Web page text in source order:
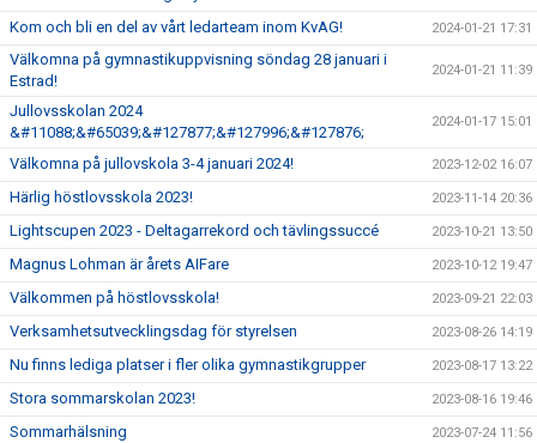
Kom och bli en del av vårt ledarteam inom KvAG! 2024-01-21 17:31
Välkomna på gymnastikuppvisning söndag 28 januari i
Estrad!
2024-01-21 11:39
Jullovsskolan 2024
&#11088;&#65039;&#127877;&#127996;&#127876;
2024-01-17 15:01
Välkomna på jullovskola 3-4 januari 2024! 2023-12-02 16:07
Härlig höstlovsskola 2023! 2023-11-14 20:36
Lightscupen 2023 - Deltagarrekord och tävlingssuccé 2023-10-21 13:50
Magnus Lohman är årets AIFare 2023-10-12 19:47
Välkommen på höstlovsskola! 2023-09-21 22:03
Verksamhetsutvecklingsdag för styrelsen 2023-08-26 14:19
Nu finns lediga platser i fler olika gymnastikgrupper 2023-08-17 13:22
Stora sommarskolan 2023! 2023-08-16 19:46
Sommarhälsning 2023-07-24 11:56